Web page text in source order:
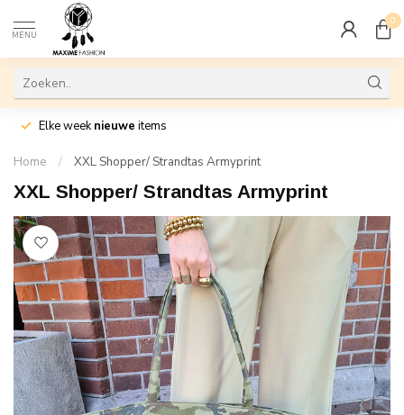
MENU
0
Elke weeknieuwe items
Home / XXL Shopper/ Strandtas Armyprint
XXL Shopper/ Strandtas Armyprint